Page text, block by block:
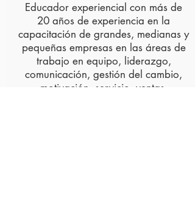
Educador experiencial con más de
20 años de experiencia en la
capacitación de grandes, medianas y
pequeñas empresas en las áreas de
trabajo en equipo, liderazgo,
comunicación, gestión del cambio,
motivación, servicio, ventas,